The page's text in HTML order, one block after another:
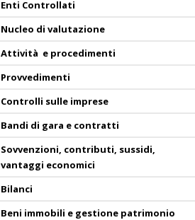
Enti Controllati
Nucleo di valutazione
Attività e procedimenti
Provvedimenti
Controlli sulle imprese
Bandi di gara e contratti
Sovvenzioni, contributi, sussidi,
vantaggi economici
Bilanci
Beni immobili e gestione patrimonio